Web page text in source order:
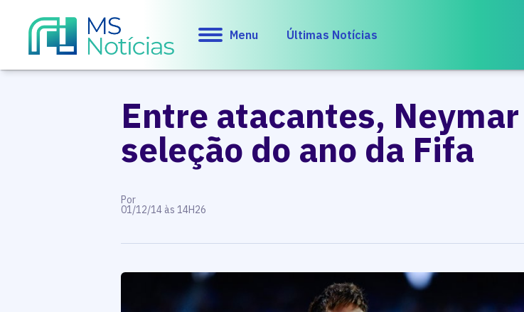
Menu Últimas Notícias
Entre atacantes,
seleção do ano da Fifa
Por
01/12/14 às 14H26